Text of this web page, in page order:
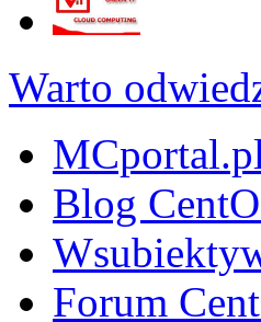
Warto
Blog
Forum